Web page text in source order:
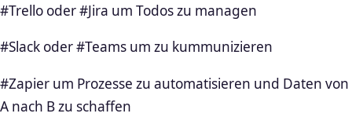
#Trello oder #Jira um Todos zu managen
#Slack oder #Teams um zu kummunizieren
#Zapier um Prozesse zu automatisieren und Daten von
A nach B zu schaffen